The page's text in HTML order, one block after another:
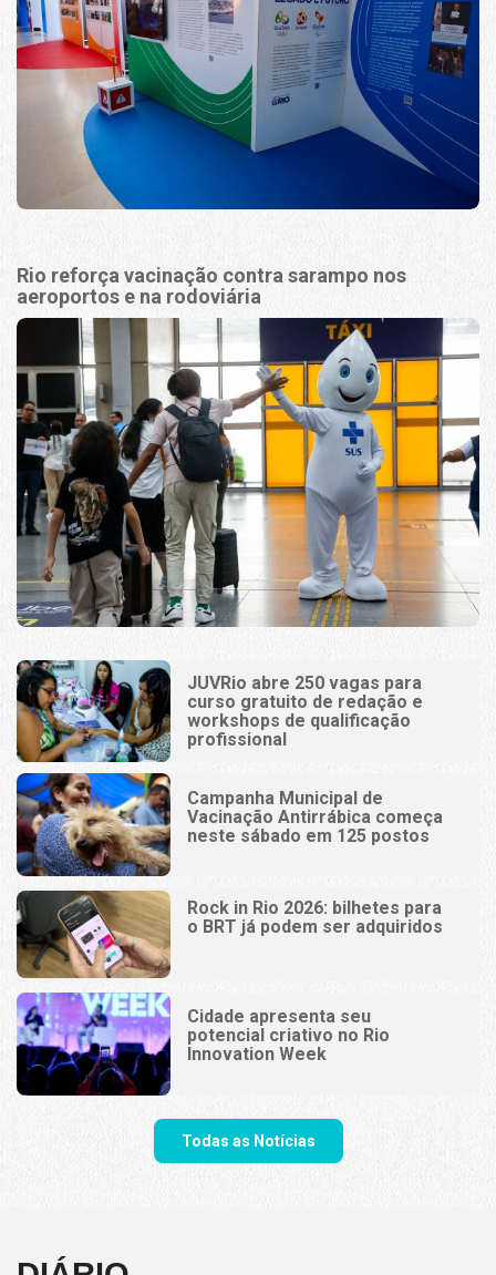
Rio reforça vacinação contra sarampo nos
aeroportos e na rodoviária
JUVRio abre 250 vagas para
curso gratuito de redação e
workshops de qualificação
profissional
Campanha Municipal de
Vacinação Antirrábica começa
neste sábado em 125 postos
Rock in Rio 2026: bilhetes para
o BRT já podem ser adquiridos
Cidade apresenta seu
potencial criativo no Rio
Innovation Week
Todas as Notícias